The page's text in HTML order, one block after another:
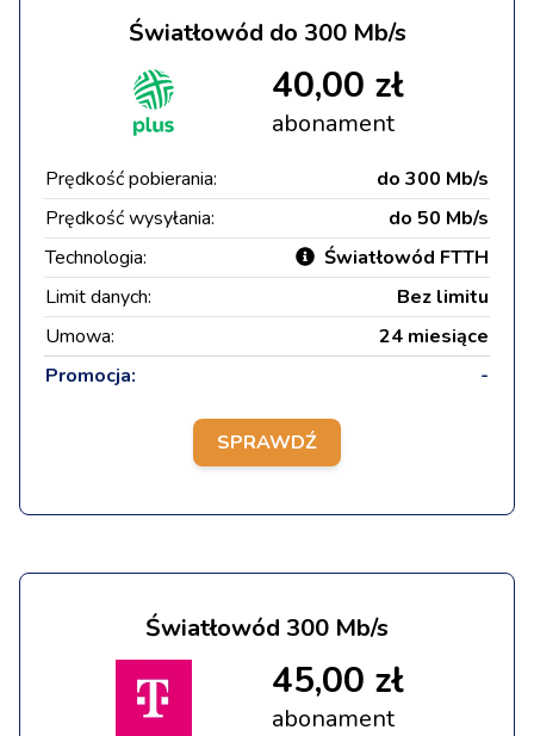
Światłowód do 300 Mb/s
40,00 zł
abonament
Prędkość pobierania:
do 300 Mb/s
Prędkość wysyłania:
do 50 Mb/s
Technologia:
Światłowód FTTH
Limit danych:
Bez limitu
Umowa:
24 miesiące
Promocja:
-
SPRAWDŹ
Światłowód 300 Mb/s
45,00 zł
abonament